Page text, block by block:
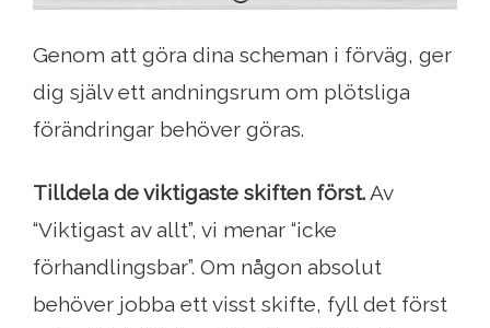
Genom att göra dina scheman i förväg, ger
dig själv ett andningsrum om plötsliga
förändringar behöver göras.
Tilldela de viktigaste skiften först.Av
“Viktigast av allt”, vi menar “icke
förhandlingsbar”. Om någon absolut
behöver jobba ett visst skifte, fyll det först